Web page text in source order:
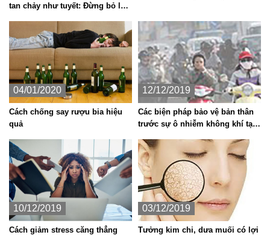
tan chảy như tuyết: Đừng bỏ lỡ
04/01/2020
Cách chống say rượu bia hiệu
quả
12/12/2019
Các biện pháp bảo vệ bản thân
trước sự ô nhiễm không khí tại
10/12/2019
Cách giảm stress căng thẳng
03/12/2019
Tưởng kim chi, dưa muối có lợi